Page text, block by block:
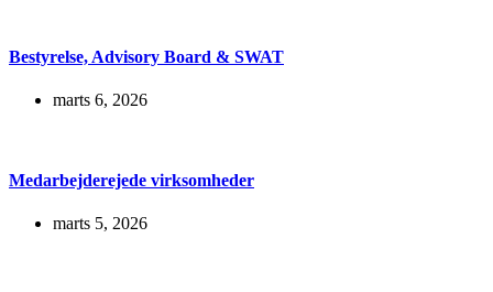
Bestyrelse, Advisory Board & SWAT
marts 6, 2026
Medarbejderejede virksomheder
marts 5, 2026